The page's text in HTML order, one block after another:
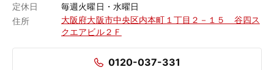
定休日
毎週火曜日・水曜日
住所
大阪府大阪市中央区内本町１丁目２－１５ 谷四ス
クエアビル２Ｆ
0120-037-331